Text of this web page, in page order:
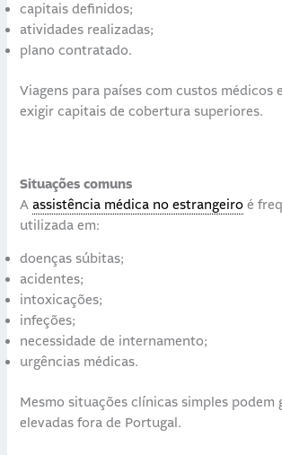
capitais definidos;
atividades realizadas;
plano contratado.
Viagens para países com custos médicos
exigir capitais de cobertura superiores.
Situações comuns
Aassistência médica no estrangeiro é
utilizada em:
doenças súbitas;
acidentes;
intoxicações;
infeções;
necessidade de internamento;
urgências médicas.
Mesmo situações clínicas simples podem
elevadas fora de Portugal.